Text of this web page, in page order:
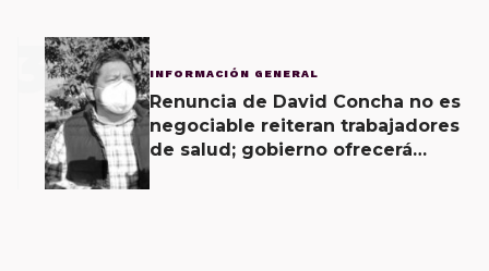
3 INFORMACIÓN GENERAL
Renuncia de David Concha no es
negociable reiteran trabajadores
de salud; gobierno ofrecerá